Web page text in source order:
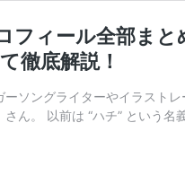
フィール全部ま
徹底解説！
ーソングライターやイラスト
さん。 以前は “ハチ” という